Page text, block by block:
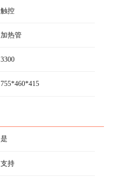
触控
加热管
3300
755*460*415
是
支持